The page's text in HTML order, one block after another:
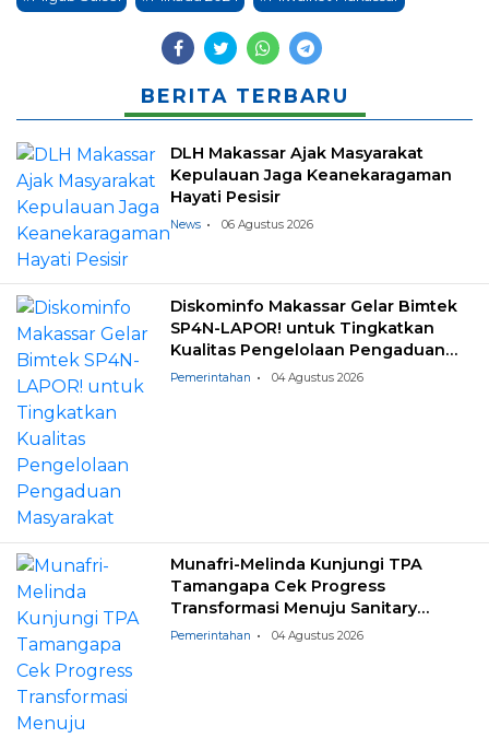
BERITA TERBARU
DLH Makassar Ajak Masyarakat
Kepulauan Jaga Keanekaragaman
Hayati Pesisir
News 06 Agustus 2026
Diskominfo Makassar Gelar Bimtek
SP4N-LAPOR! untuk Tingkatkan
Kualitas Pengelolaan Pengaduan
Masyarakat
Pemerintahan 04 Agustus 2026
Munafri-Melinda Kunjungi TPA
Tamangapa Cek Progress
Transformasi Menuju Sanitary
Landfill
Pemerintahan 04 Agustus 2026